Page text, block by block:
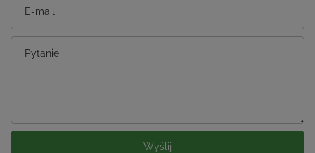
E-mail
Pytanie
Wyślij